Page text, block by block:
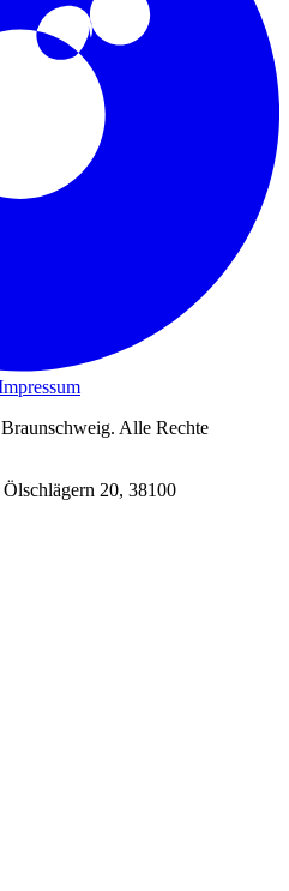
Alle Rechte
20, 38100